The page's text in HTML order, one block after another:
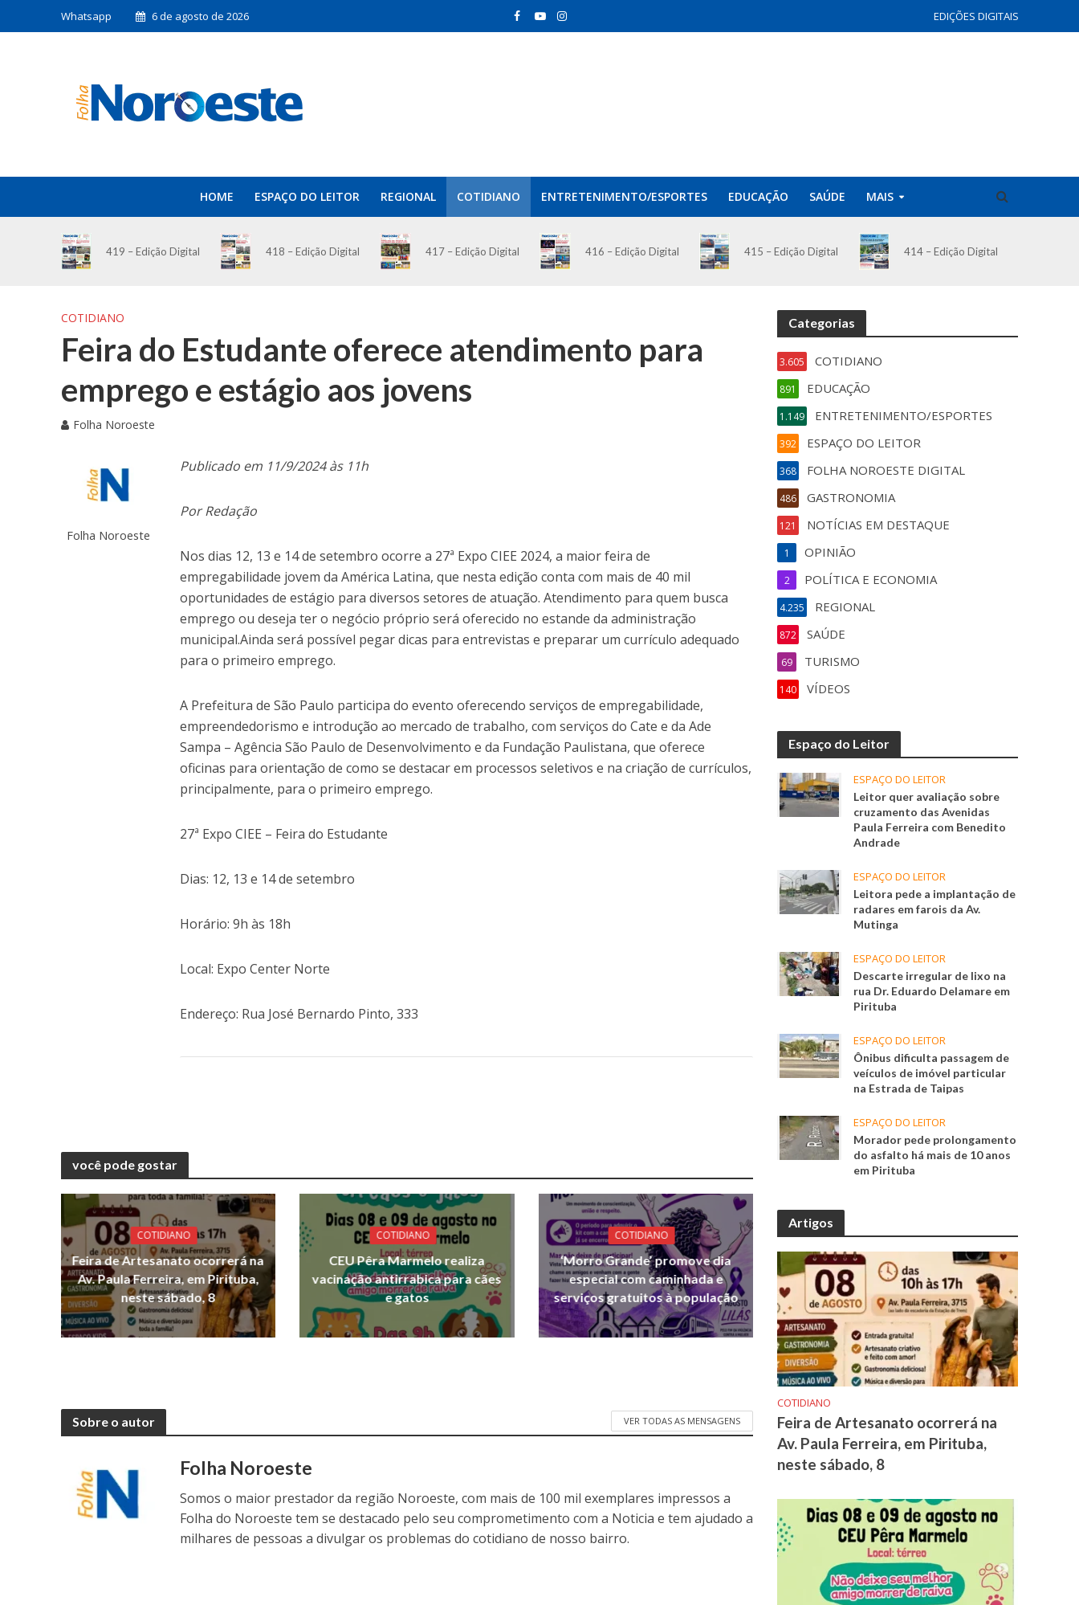
Whatsapp 6 de agosto de 2026 EDIÇÕES DIGITAIS
HOME ESPAÇO DO LEITOR REGIONAL COTIDIANO ENTRETENIMENTO/ESPORTES EDUCAÇÃO SAÚDE MAIS
419 – Edição Digital 418 – Edição Digital 417 – Edição Digital 416 – Edição Digital 415 – Edição Digital 414 – Edição Digital
COTIDIANO
Feira do Estudante oferece atendimento para
emprego e estágio aos jovens
Folha Noroeste
Folha Noroeste
Publicado em 11/9/2024 às 11h
Por Redação
Nos dias 12, 13 e 14 de setembro ocorre a 27ª Expo CIEE 2024, a maior feira de
empregabilidade jovem da América Latina, que nesta edição conta com mais de 40 mil
oportunidades de estágio para diversos setores de atuação. Atendimento para quem busca
emprego ou deseja ter o negócio próprio será oferecido no estande da administração
municipal.Ainda será possível pegar dicas para entrevistas e preparar um currículo adequado
para o primeiro emprego.
A Prefeitura de São Paulo participa do evento oferecendo serviços de empregabilidade,
empreendedorismo e introdução ao mercado de trabalho, com serviços do Cate e da Ade
Sampa – Agência São Paulo de Desenvolvimento e da Fundação Paulistana, que oferece
oficinas para orientação de como se destacar em processos seletivos e na criação de currículos,
principalmente, para o primeiro emprego.
27ª Expo CIEE – Feira do Estudante
Dias: 12, 13 e 14 de setembro
Horário: 9h às 18h
Local: Expo Center Norte
Endereço: Rua José Bernardo Pinto, 333
você pode gostar
COTIDIANO
Feira de Artesanato ocorrerá na
Av. Paula Ferreira, em Pirituba,
neste sábado, 8
COTIDIANO
CEU Pêra Marmelo realiza
vacinação antirrabica para cães
e gatos
COTIDIANO
‘Morro Grande’ promove dia
especial com caminhada e
serviços gratuitos à população
Sobre o autor VER TODAS AS MENSAGENS
Folha Noroeste
Somos o maior prestador da região Noroeste, com mais de 100 mil exemplares impressos a
Folha do Noroeste tem se destacado pelo seu comprometimento com a Noticia e tem ajudado a
milhares de pessoas a divulgar os problemas do cotidiano de nosso bairro.
Categorias
COTIDIANO
3.605
EDUCAÇÃO
891
ENTRETENIMENTO/ESPORTES
1.149
ESPAÇO DO LEITOR
392
FOLHA NOROESTE DIGITAL
368
GASTRONOMIA
486
NOTÍCIAS EM DESTAQUE
121
OPINIÃO
1
POLÍTICA E ECONOMIA
2
REGIONAL
4.235
SAÚDE
872
TURISMO
69
VÍDEOS
140
Espaço do Leitor
ESPAÇO DO LEITOR
Leitor quer avaliação sobre
cruzamento das Avenidas
Paula Ferreira com Benedito
Andrade
ESPAÇO DO LEITOR
Leitora pede a implantação de
radares em farois da Av.
Mutinga
ESPAÇO DO LEITOR
Descarte irregular de lixo na
rua Dr. Eduardo Delamare em
Pirituba
ESPAÇO DO LEITOR
Ônibus dificulta passagem de
veículos de imóvel particular
na Estrada de Taipas
ESPAÇO DO LEITOR
Morador pede prolongamento
do asfalto há mais de 10 anos
em Pirituba
Artigos
COTIDIANO
Feira de Artesanato ocorrerá na
Av. Paula Ferreira, em Pirituba,
neste sábado, 8